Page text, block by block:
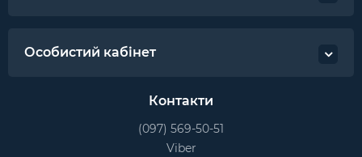
Особистий кабінет
Контакти
(097) 569-50-51
Viber